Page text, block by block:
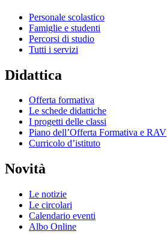
Personale scolastico
Famiglie e studenti
Percorsi di studio
Tutti i servizi
Didattica
Offerta formativa
Le schede didattiche
I progetti delle classi
Piano dell’Offerta Formativa e RAV
Curricolo d’istituto
Novità
Le notizie
Le circolari
Calendario eventi
Albo Online